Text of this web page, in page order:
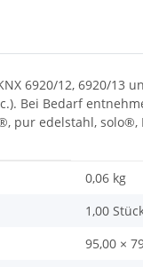
6920/12, 6920/13
Bei Bedarf
pur edelstahl,
0,06 kg
1,00
95,00 ×